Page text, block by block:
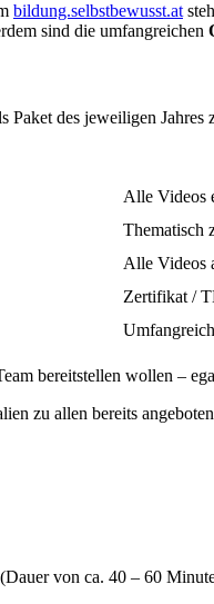
bildung.selbstbewusst.at
sind die umfangreichen
Paket des jeweiligen Jahres
Alle Videos
Thematisch
Alle Videos
Zertifikat /
bereitstellen wollen –
zu allen bereits
von ca. 40 – 60